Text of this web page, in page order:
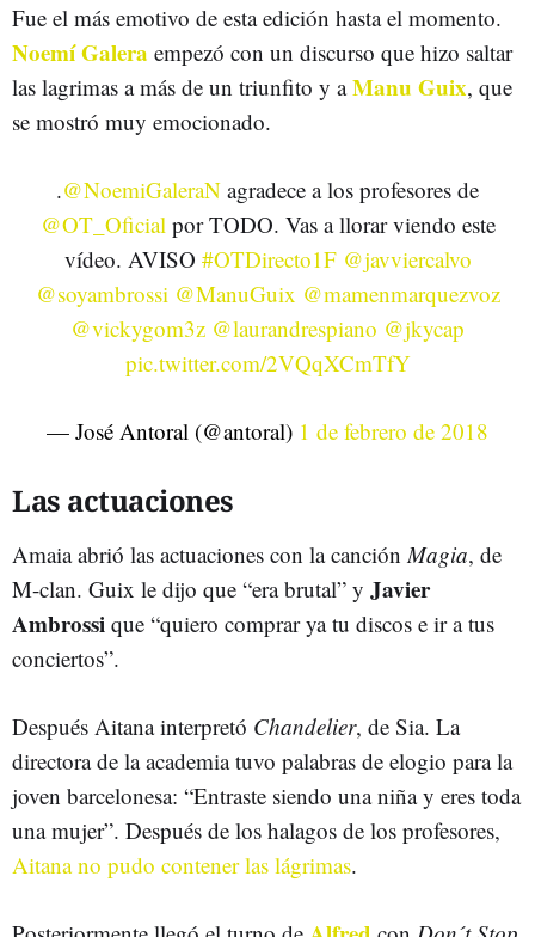
Fue el más emotivo de esta edición hasta el momento.
Noemí Galera empezó con un discurso que hizo saltar
las lagrimas a más de un triunfito y aManu Guix, que
se mostró muy emocionado.
.@NoemiGaleraN agradece a los profesores de
@OT_Oficialpor TODO. Vas a llorar viendo este
vídeo. AVISO #OTDirecto1F @javviercalvo
@soyambrossi @ManuGuix @mamenmarquezvoz
@vickygom3z @laurandrespiano @jkycap
pic.twitter.com/2VQqXCmTfY
— José Antoral (@antoral) 1 de febrero de 2018
Las actuaciones
Amaia abrió las actuaciones con la canciónMagia, de
M-clan. Guix le dijo que “era brutal” y Javier
Ambrossi que “quiero comprar ya tu discos e ir a tus
conciertos”.
Después Aitana interpretó Chandelier, de Sia. La
directora de la academia tuvo palabras de elogio para la
joven barcelonesa: “Entraste siendo una niña y eres toda
una mujer”. Después de los halagos de los profesores,
Aitana no pudo contener las lágrimas.